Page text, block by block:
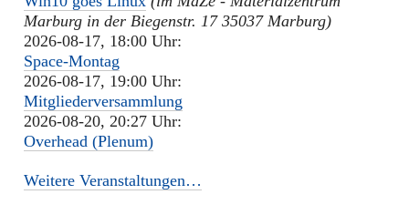
Marburg in der Biegenstr. 17 35037 Marburg)
2026-08-17, 18:00 Uhr:
Space-Montag
2026-08-17, 19:00 Uhr:
Mitgliederversammlung
2026-08-20, 20:27 Uhr:
Overhead (Plenum)
Weitere Veranstaltungen…